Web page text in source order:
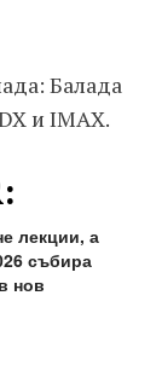
Балада
и IMAX.
лекции, а
събира
нов